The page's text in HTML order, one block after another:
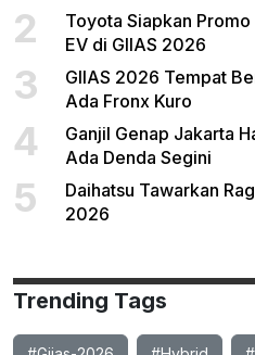
2
Toyota Siapkan
EV di GIIAS 2026
3
GIIAS 2026 Tempat
Ada Fronx Kuro
4
Ganjil Genap Jakarta
Ada Denda Segini
5
Daihatsu Tawarkan
2026
Trending Tags